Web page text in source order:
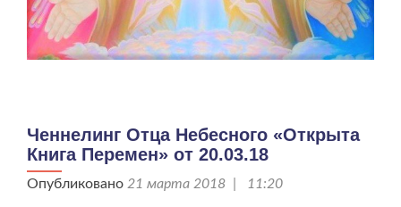
Ченнелинг Отца Небесного «Открыта
Книга Перемен» от 20.03.18
Опубликовано 21 марта 2018 | 11:20